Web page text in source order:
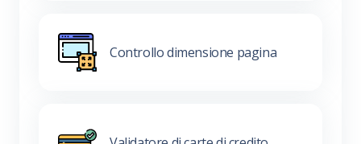
Controllo dimensione pagina